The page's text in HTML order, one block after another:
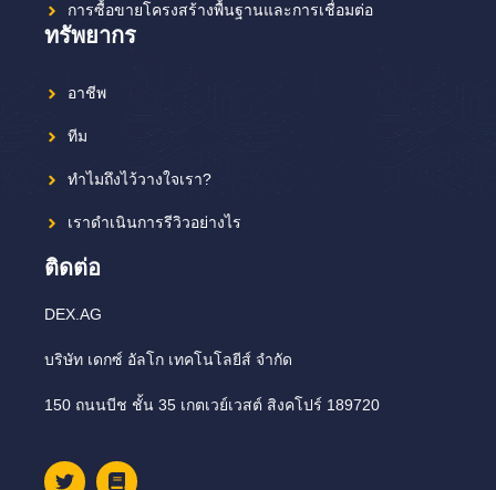
การซื้อขายโครงสร้างพื้นฐานและการเชื่อมต่อ
ทรัพยากร
อาชีพ
ทีม
ทำไมถึงไว้วางใจเรา?
เราดำเนินการรีวิวอย่างไร
ติดต่อ
DEX.AG
บริษัท เดกซ์ อัลโก เทคโนโลยีส์ จำกัด
150 ถนนบีช ชั้น 35 เกตเวย์เวสต์ สิงคโปร์ 189720